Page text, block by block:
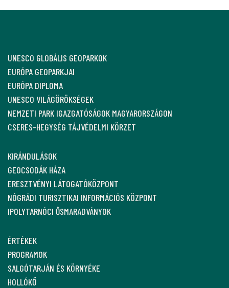
UNESCO GLOBÁLIS GEOPARKOK
EURÓPA GEOPARKJAI
EURÓPA DIPLOMA
UNESCO VILÁGÖRÖKSÉGEK
NEMZETI PARK IGAZGATÓSÁGOK MAGYARORSZÁGON
CSERES-HEGYSÉG TÁJVÉDELMI KÖRZET
KIRÁNDULÁSOK
GEOCSODÁK HÁZA
ERESZTVÉNYI LÁTOGATÓKÖZPONT
NÓGRÁDI TURISZTIKAI INFORMÁCIÓS KÖZPONT
IPOLYTARNÓCI ŐSMARADVÁNYOK
ÉRTÉKEK
PROGRAMOK
SALGÓTARJÁN ÉS KÖRNYÉKE
HOLLÓKŐ